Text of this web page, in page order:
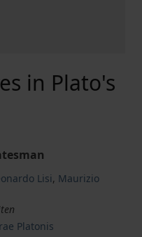
in Plato's
Lisi, Maurizio
Platonis